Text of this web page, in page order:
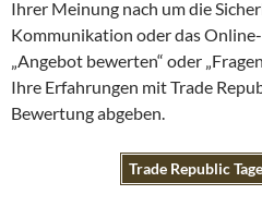
Ihrer Meinung nach um die
Kommunikation oder das
„Angebot bewerten“ oder
Ihre Erfahrungen mit Trade
Bewertung abgeben.
Trade Republic